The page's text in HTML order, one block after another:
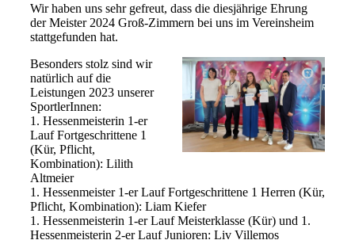
Wir haben uns sehr gefreut, dass die diesjährige Ehrung
der Meister 2024 Groß-Zimmern bei uns im Vereinsheim
stattgefunden hat.
Besonders stolz sind wir
natürlich auf die
Leistungen 2023 unserer
SportlerInnen:
1. Hessenmeisterin 1-er
Lauf Fortgeschrittene 1
(Kür, Pflicht,
Kombination): Lilith
Altmeier
1. Hessenmeister 1-er Lauf Fortgeschrittene 1 Herren (Kür,
Pflicht, Kombination): Liam Kiefer
1. Hessenmeisterin 1-er Lauf Meisterklasse (Kür) und 1.
Hessenmeisterin 2-er Lauf Junioren: Liv Villemos